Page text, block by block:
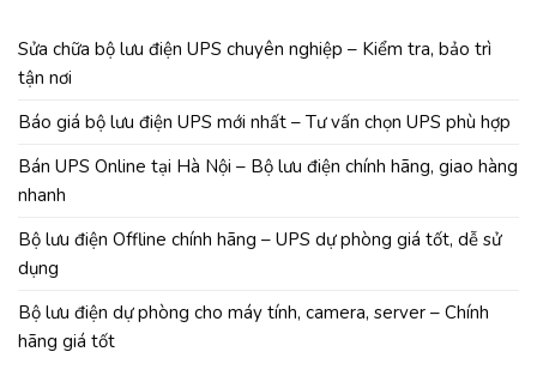
Sửa chữa bộ lưu điện UPS chuyên nghiệp – Kiểm tra, bảo trì
tận nơi
Báo giá bộ lưu điện UPS mới nhất – Tư vấn chọn UPS phù hợp
Bán UPS Online tại Hà Nội – Bộ lưu điện chính hãng, giao hàng
nhanh
Bộ lưu điện Offline chính hãng – UPS dự phòng giá tốt, dễ sử
dụng
Bộ lưu điện dự phòng cho máy tính, camera, server – Chính
hãng giá tốt